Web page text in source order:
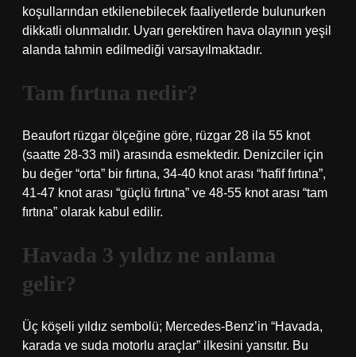
koşullarından etkilenebilecek faaliyetlerde bulunurken
dikkatli olunmalıdır. Uyarı gerektiren hava olayının yeşil
alanda tahmin edilmediği varsayılmaktadır.
Tam fırtına nedir?
Beaufort rüzgar ölçeğine göre, rüzgar 28 ila 55 knot
(saatte 28-33 mil) arasında esmektedir. Denizciler için
bu değer “orta” bir fırtına, 34-40 knot arası “hafif fırtına”,
41-47 knot arası “güçlü fırtına” ve 48-55 knot arası “tam
fırtına” olarak kabul edilir.
Havada 3 yıldız ne anlama
gelir?
Üç köşeli yıldız sembolü; Mercedes-Benz’in “Havada,
karada ve suda motorlu araçlar” ilkesini yansıtır. Bu